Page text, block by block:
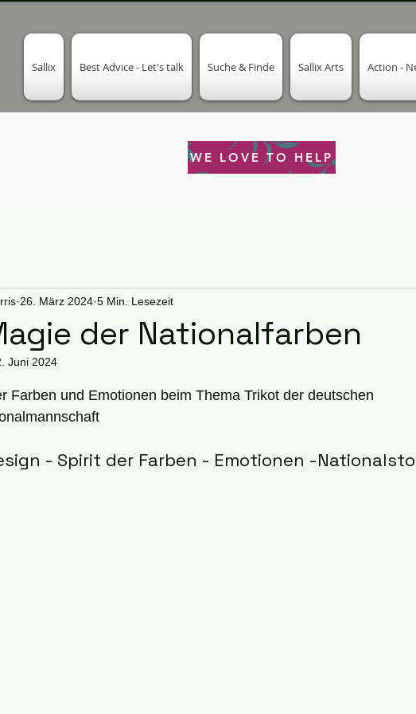
Sallix Best Advice - Let's talk Suche & Finde Sallix Arts Action -
WE LOVE TO HELP
der Nationalfarben
26. März 2024 5 Min. Lesezeit
Juni 2024
von 5 Sternen bewertet.
Farben und Emotionen beim Thema Trikot der deutschen
- Spirit der Farben - Emotionen -